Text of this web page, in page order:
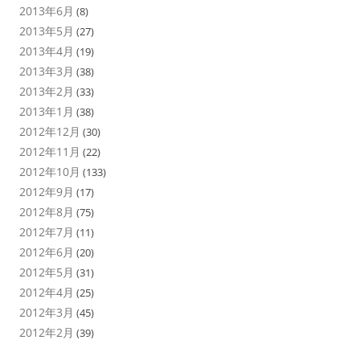
2013年6月 (8)
2013年5月 (27)
2013年4月 (19)
2013年3月 (38)
2013年2月 (33)
2013年1月 (38)
2012年12月 (30)
2012年11月 (22)
2012年10月 (133)
2012年9月 (17)
2012年8月 (75)
2012年7月 (11)
2012年6月 (20)
2012年5月 (31)
2012年4月 (25)
2012年3月 (45)
2012年2月 (39)